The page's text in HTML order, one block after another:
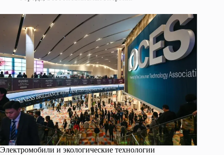
Электромобили и экологические технологии